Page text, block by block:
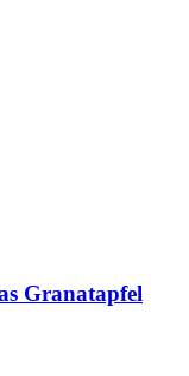
Granatapfel